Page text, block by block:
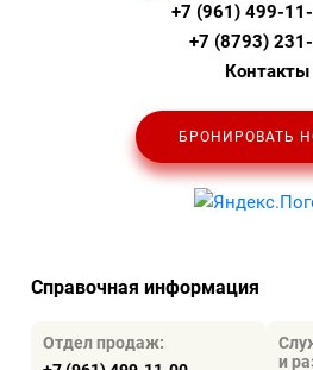
+7 (961) 499-
+7 (8793)
Контакты
БРОНИРОВАТЬ
Справочная информация
Отдел продаж:
и